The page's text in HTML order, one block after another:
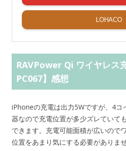
LOHACO
RAVPower Qi ワイヤレス
PC067】感想
iPhoneの充電は出力5Wですが、4コ
器なので充電位置が多少ズレていて
できます。充電可能面積が広いので
位置をあまり気にする必要がありま